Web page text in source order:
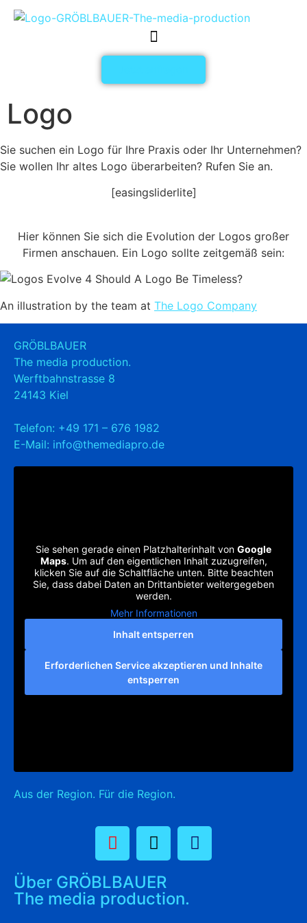
springen
Logo
Sie suchen ein Logo für Ihre Praxis oder Ihr Unternehmen?
Sie wollen Ihr altes Logo überarbeiten? Rufen Sie an.
[easingsliderlite]
Hier können Sie sich die Evolution der Logos großer
Firmen anschauen. Ein Logo sollte zeitgemäß sein:
An illustration by the team at The Logo Company
GRÖBLBAUER
The media production.
Werftbahnstrasse 8
24143 Kiel
Telefon: +49 171 – 676 1982
E-Mail: info@themediapro.de
Sie sehen gerade einen Platzhalterinhalt von Google
Maps. Um auf den eigentlichen Inhalt zuzugreifen,
klicken Sie auf die Schaltfläche unten. Bitte beachten
Sie, dass dabei Daten an Drittanbieter weitergegeben
werden.
Mehr Informationen
Inhalt entsperren
Erforderlichen Service akzeptieren und Inhalte
entsperren
Aus der Region. Für die Region.
Über GRÖBLBAUER
The media production.